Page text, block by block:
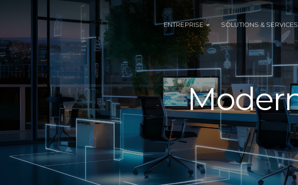
ENTREPRISE SOLUTIONS & SERVICES